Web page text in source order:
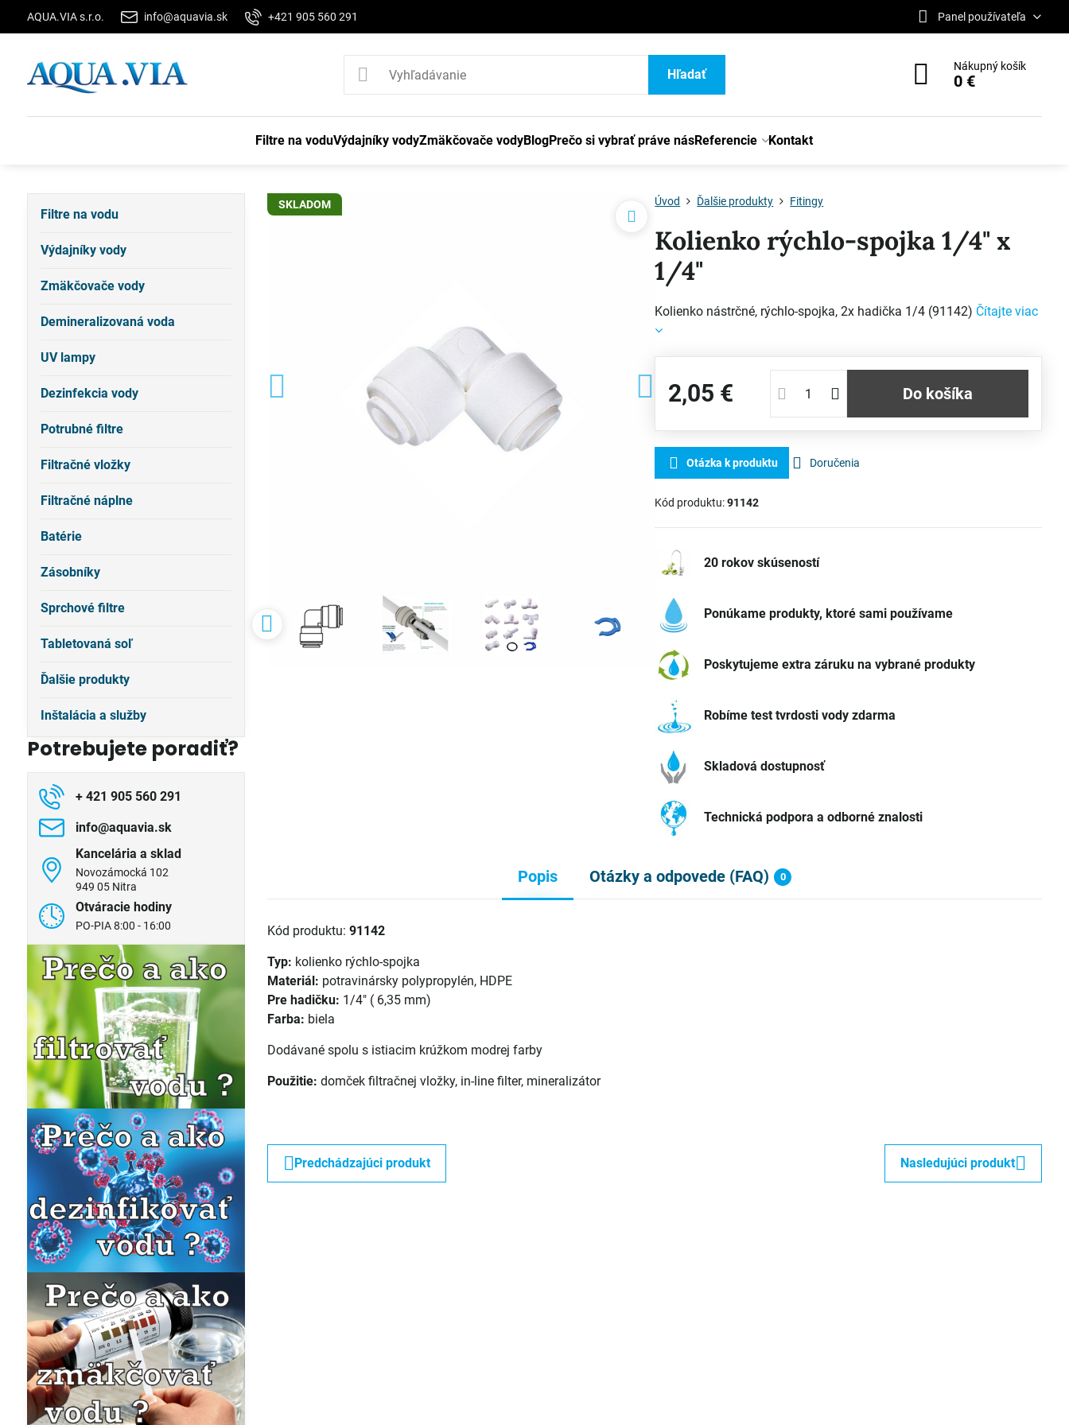
AQUA.VIA s.r.o. info@aquavia.sk +421 905 560 291 Panel používateľa
Hľadať
Nákupný košík
0 €
Filtre na voduVýdajníky vodyZmäkčovače vodyBlogPrečo si vybrať práve násReferencie Kontakt
SKLADOM Úvod Ďalšie produkty Fitingy
Kolienko rýchlo-spojka 1/4" x
1/4"
Kolienko nástrčné, rýchlo-spojka, 2x hadička 1/4 (91142) Čítajte viac
2,05 € Do košíka
Otázka k produktu Doručenia
Kód produktu:91142
20 rokov skúseností
Ponúkame produkty, ktoré sami používame
Poskytujeme extra záruku na vybrané produkty
Robíme test tvrdosti vody zdarma
Skladová dostupnosť
Technická podpora a odborné znalosti
Popis Otázky a odpovede (FAQ) 0
Kód produktu:91142
Typ: kolienko rýchlo-spojka
Materiál: potravinársky polypropylén, HDPE
Pre hadičku: 1/4" ( 6,35 mm)
Farba: biela
Dodávané spolu s istiacim krúžkom modrej farby
Použitie: domček filtračnej vložky, in-line filter, mineralizátor
Predchádzajúci produkt Nasledujúci produkt
Filtre na vodu
Výdajníky vody
Zmäkčovače vody
Demineralizovaná voda
UV lampy
Dezinfekcia vody
Potrubné filtre
Filtračné vložky
Filtračné náplne
Batérie
Zásobníky
Sprchové filtre
Tabletovaná soľ
Ďalšie produkty
Inštalácia a služby
Potrebujete poradiť?
+ 421 905 560 291
info​@aquavia​.sk
Kancelária a sklad
Novozámocká 102
949 05 Nitra
Otváracie hodiny
PO-PIA 8:00 - 16:00